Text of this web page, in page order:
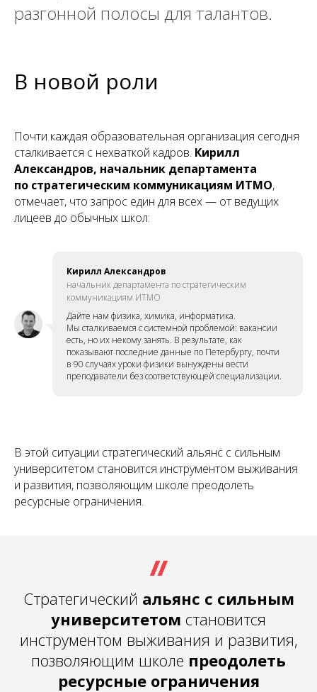
разгонной полосы для талантов.
В новой роли
Почти каждая образовательная организация сегодня
сталкивается с нехваткой кадров. Кирилл
Александров, начальник департамента
по стратегическим коммуникациям ИТМО,
отмечает, что запрос един для всех — от ведущих
лицеев до обычных школ:
Кирилл Александров
начальник департамента по стратегическим
коммуникациям ИТМО
Дайте нам физика, химика, информатика.
Мы сталкиваемся с системной проблемой: вакансии
есть, но их некому занять. В результате, как
показывают последние данные по Петербургу, почти
в 90 случаях уроки физики вынуждены вести
преподаватели без соответствующей специализации.
В этой ситуации стратегический альянс с сильным
университетом становится инструментом выживания
и развития, позволяющим школе преодолеть
ресурсные ограничения.
Стратегический альянс с сильным
университетом становится
инструментом выживания и развития,
позволяющим школе преодолеть
ресурсные ограничения